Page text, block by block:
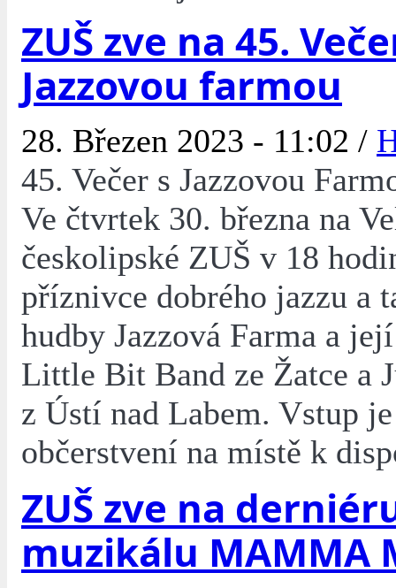
ZUŠ zve na 45.
Jazzovou farmou
28. Březen 2023 - 11:02 /
45. Večer s Jazzovou
Ve čtvrtek 30. března na
českolipské ZUŠ v 18
příznivce dobrého jazzu a
hudby Jazzová Farma a
Little Bit Band ze Žatce a
z Ústí nad Labem. Vstup
občerstvení na místě k
ZUŠ zve na
muzikálu MAMMA